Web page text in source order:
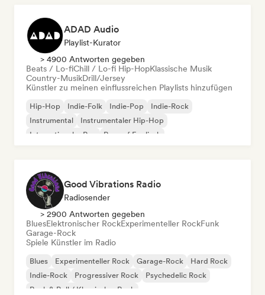
ADAD Audio
Playlist-Kurator
> 4900 Antworten gegeben
Beats / Lo-fiChill / Lo-fi Hip-HopKlassische Musik
Country-MusikDrill/Jersey
Künstler zu meinen einflussreichen Playlists hinzufügen
Hip-Hop Indie-Folk Indie-Pop
Indie-Rock
Instrumental
Instrumentaler Hip-Hop
Internationaler Rap
Rap auf Englisch
Good Vibrations Radio
Radiosender
> 2900 Antworten gegeben
BluesElektronischer RockExperimenteller RockFunk
Garage-Rock
Spiele Künstler im Radio
Blues Experimenteller Rock Garage-Rock
Hard Rock
Indie-Rock
Progressiver Rock
Psychedelic Rock
Rock & Roll / Klassischer Rock